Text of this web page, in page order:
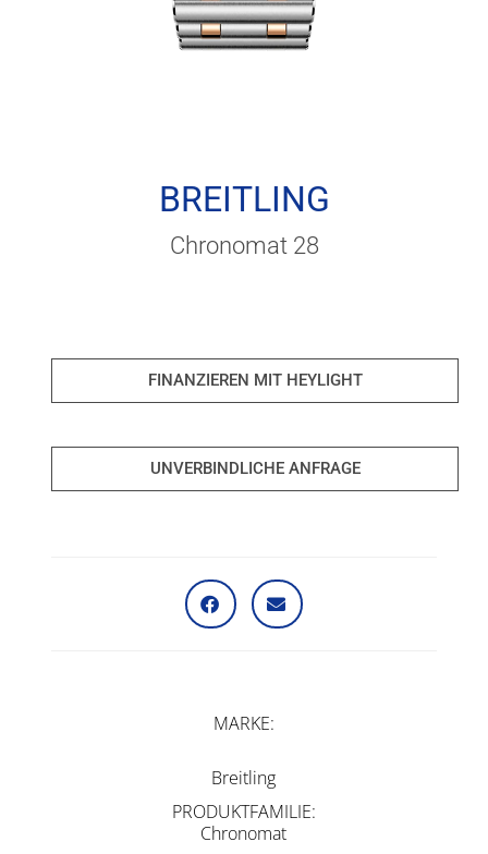
BREITLING
Chronomat 28
FINANZIEREN MIT HEYLIGHT
UNVERBINDLICHE ANFRAGE
MARKE
Breitling
PRODUKTFAMILIE
Chronomat